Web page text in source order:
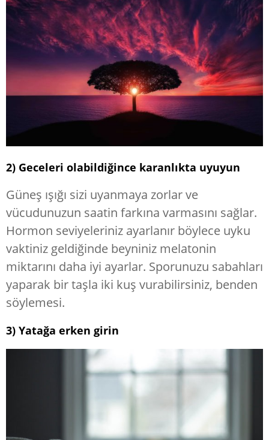
2) Geceleri olabildiğince karanlıkta uyuyun
Güneş ışığı sizi uyanmaya zorlar ve
vücudunuzun saatin farkına varmasını sağlar.
Hormon seviyeleriniz ayarlanır böylece uyku
vaktiniz geldiğinde beyniniz melatonin
miktarını daha iyi ayarlar. Sporunuzu sabahları
yaparak bir taşla iki kuş vurabilirsiniz, benden
söylemesi.
3) Yatağa erken girin